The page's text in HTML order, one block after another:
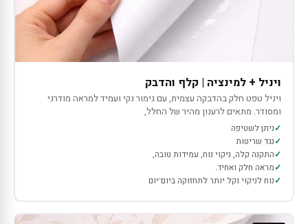
ויניל + למינציה | קלף והדבק
ויניל טפט חלק בהדבקה עצמית, עם גימור נקי ועמיד למראה מודרני
ומסודר. מתאים לרענון מהיר של החלל,
ניתן לשטיפה
נגד שריטות
התקנה קלה, ניקוי נוח, עמידות טובה,
מראה חלק ואחיד.
נוח לניקוי וקל יותר לתחזוקה ביום־יום